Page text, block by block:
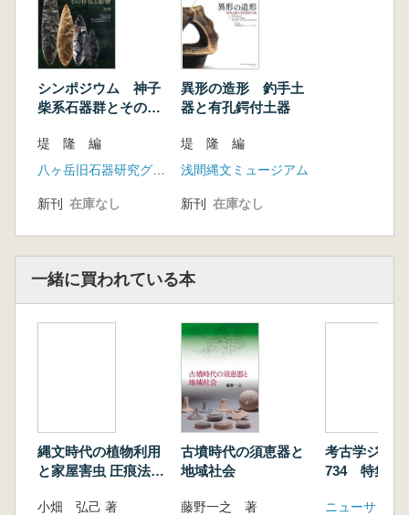
シンポジウム 神子
柴系石器群とその存
堤 隆 編
八ヶ岳旧石器研究グループ
新刊 在庫なし
異形の造形 釣手土
器と有孔鍔付土器
堤 隆 編
浅間縄文ミュージアム
新刊 在庫なし
一緒に買われている本
縄文時代の植物利用
と家屋害虫 圧痕法の
小畑 弘己 著
古墳時代の須恵器と
地域社会
藤野一之 著
考古学ジャ
734 特集
ニューサイエ